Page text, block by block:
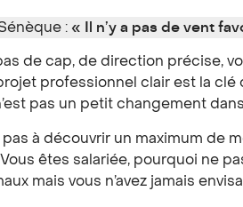
: « Il n’y a pas de vent
pas de cap, de direction précise,
professionnel clair est la clé
pas un petit changement
pas à découvrir un maximum de
êtes salariée, pourquoi ne
mais vous n’avez jamais